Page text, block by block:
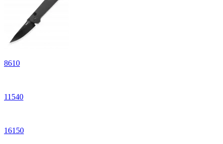
8610
11 540
16150